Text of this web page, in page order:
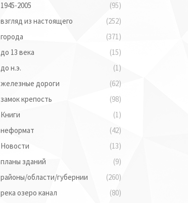
1945-2005
(95)
взгляд из настоящего
(252)
города
(371)
до 13 века
(15)
до н.э.
(1)
железные дороги
(62)
замок крепость
(98)
Книги
(1)
неформат
(42)
Новости
(13)
планы зданий
(9)
районы/области/губернии
(260)
река озеро канал
(80)